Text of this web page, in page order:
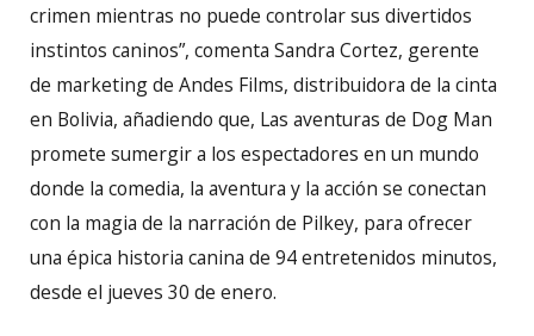
crimen mientras no puede controlar sus divertidos
instintos caninos”, comenta Sandra Cortez, gerente
de marketing de Andes Films, distribuidora de la cinta
en Bolivia, añadiendo que, Las aventuras de Dog Man
promete sumergir a los espectadores en un mundo
donde la comedia, la aventura y la acción se conectan
con la magia de la narración de Pilkey, para ofrecer
una épica historia canina de 94 entretenidos minutos,
desde el jueves 30 de enero.